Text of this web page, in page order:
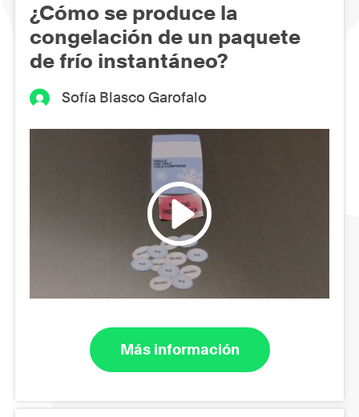
¿Cómo se produce la
congelación de un paquete
de frío instantáneo?
Sofía Blasco Garofalo
Más información